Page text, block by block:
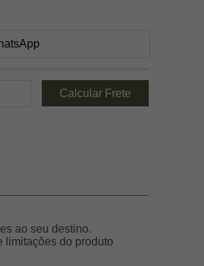
ao seu destino.
limitações do produto